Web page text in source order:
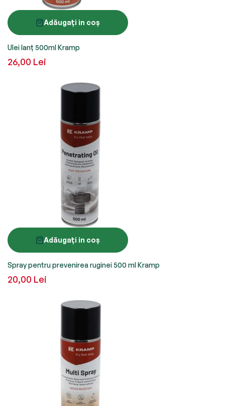
Adăugați in coș
Ulei lanț 500ml Kramp
26,00 Lei
Adăugați in coș
Spray pentru prevenirea ruginei 500 ml Kramp
20,00 Lei